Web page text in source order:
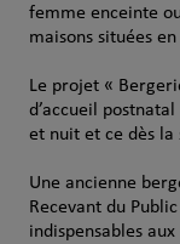
femme enceinte
maisons situées
Le projet «
d’accueil
et nuit et ce dès
Une ancienne
Recevant du
indispensables